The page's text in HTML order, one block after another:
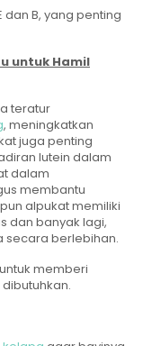
B, yang penting
untuk Hamil
teratur
, meningkatkan
juga penting
lutein dalam
dalam
membantu
alpukat memiliki
dan banyak lagi,
secara berlebihan.
memberi